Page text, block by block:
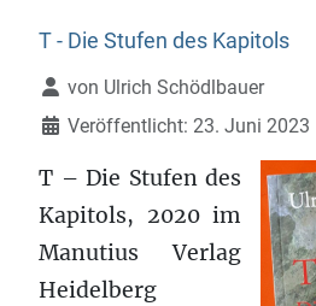
T - Die Stufen des Kapitols
Details
von Ulrich Schödlbauer
Veröffentlicht: 23. Juni 2023
T – Die Stufen des
Kapitols, 2020 im
Manutius Verlag
Heidelberg